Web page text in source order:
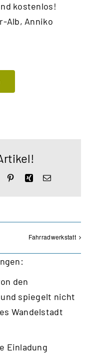
kostenlos!
Alb, Anniko
PinterestXingE-
Fahrradwerkstatt
den
spiegelt nicht
Wandelstadt
Einladung